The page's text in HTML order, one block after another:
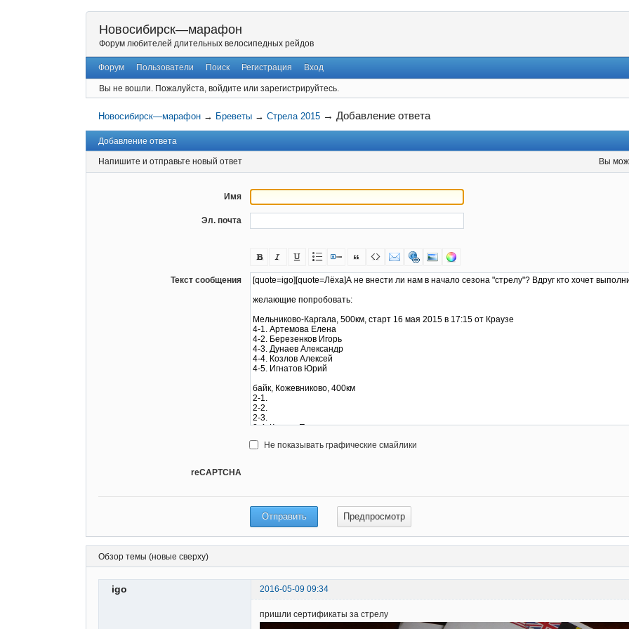
Новосибирск—марафон
Форум любителей длительных велосипедных рейдов
Форум Пользователи Поиск Регистрация Вход
Вы не вошли. Пожалуйста, войдите или зарегистрируйтесь.
Новосибирск—марафон → Бреветы →Стрела 2015 →Добавление ответа
Добавление ответа
Напишите и отправьте новый ответ Вы
Имя
Эл. почта
Текст сообщения
Не показывать графические смайлики
reCAPTCHA
Обзор темы (новые сверху)
igo 2016-05-09 09:34
пришли сертификаты за стрелу